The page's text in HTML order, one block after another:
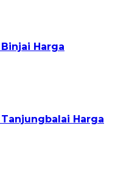
Binjai Harga
Tanjungbalai Harga